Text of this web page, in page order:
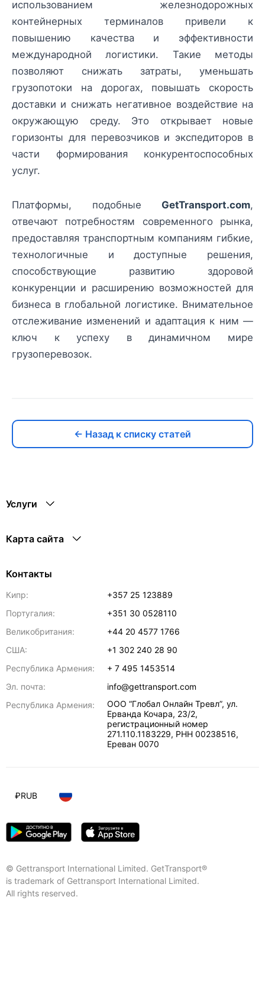
использованием железнодорожных
контейнерных терминалов привели к
повышению качества и эффективности
международной логистики. Такие методы
позволяют снижать затраты, уменьшать
грузопотоки на дорогах, повышать скорость
доставки и снижать негативное воздействие на
окружающую среду. Это открывает новые
горизонты для перевозчиков и экспедиторов в
части формирования конкурентоспособных
услуг.
Платформы, подобные GetTransport.com,
отвечают потребностям современного рынка,
предоставляя транспортным компаниям гибкие,
технологичные и доступные решения,
способствующие развитию здоровой
конкуренции и расширению возможностей для
бизнеса в глобальной логистике. Внимательное
отслеживание изменений и адаптация к ним —
ключ к успеху в динамичном мире
грузоперевозок.
← Назад к списку статей
Услуги
Карта сайта
Контакты
Кипр:
+357 25 123889
Португалия:
+351 30 0528110
Великобритания:
+44 20 4577 1766
США:
+1 302 240 28 90
Республика Армения:
+ 7 495 1453514
Эл. почта:
info@gettransport.com
Республика Армения:
ООО “Глобал Онлайн Тревл”, ул.
Ерванда Кочара, 23/2,
регистрационный номер
271.110.1183229, РНН 00238516,
Ереван 0070
© Gettransport International Limited. GetTransport®
is trademark of Gettransport International Limited.
All rights reserved.
₽RUB